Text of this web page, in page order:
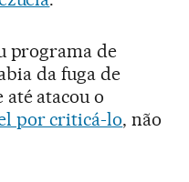
programa de
da fuga de
atacou o
por criticá-lo, não